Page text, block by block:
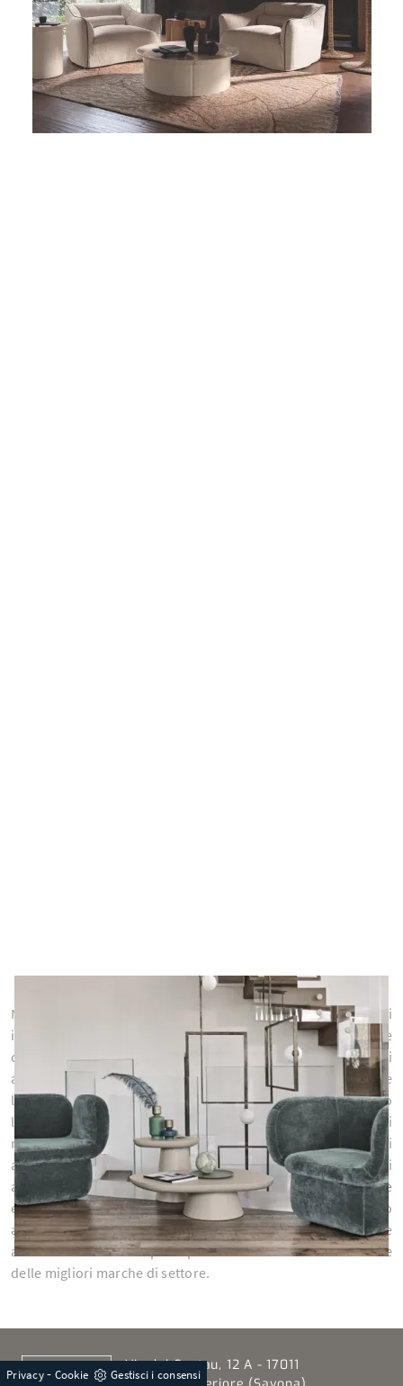
Nel living o in camera da letto potremo posizionare gli
imbottiti in svariati modi, così come scegliere poltroncine
con chaise longue o un pouff abbinato. Prima di
ammobiliare gli spazi con una poltroncina, bisogna valutare
la metratura del locale e le sue funzioni, che preciseranno
l'acquisto del giusto modello. Le Poltrone ci ospitano nei
momenti del riposo e dello svago quotidiano: questi
accessori occorre che siano sempre comodi e capaci di
assicurare il corretto sostegno al corpo, ma devono anche
essere di forte impatto estetico. Le poltroncine sono
accessori importanti che connotano lo stile del living o delle
altre zone di casa. Scopri di più sulla nostra serie di Poltrone
delle migliori marche di settore.
Via del Cantau, 12 A - 17011
Privacy- Cookie Gestisci i consensi